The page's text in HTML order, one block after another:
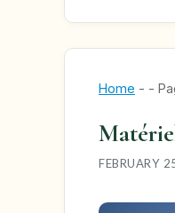
Home - -
FEBRUARY